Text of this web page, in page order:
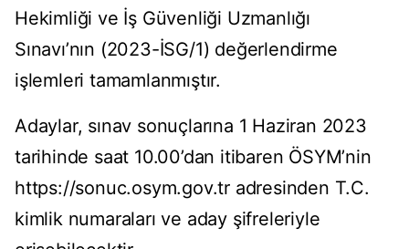
Hekimliği ve İş Güvenliği Uzmanlığı
Sınavı’nın (2023-İSG/1) değerlendirme
işlemleri tamamlanmıştır.
Adaylar, sınav sonuçlarına 1 Haziran 2023
tarihinde saat 10.00’dan itibaren ÖSYM’nin
https://sonuc.osym.gov.tr adresinden T.C.
kimlik numaraları ve aday şifreleriyle